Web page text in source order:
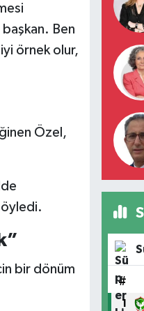
Ben
örnek olur,
Özel,
bir dönüm
#
1